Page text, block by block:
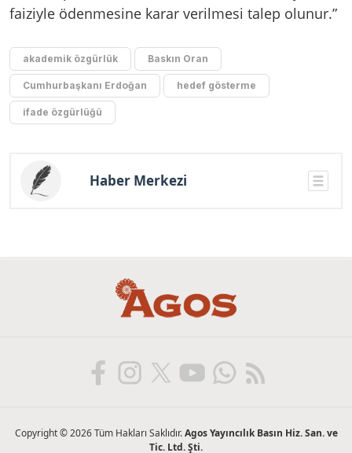
faiziyle ödenmesine karar verilmesi talep olunur.”
akademik özgürlük Baskın Oran
Cumhurbaşkanı Erdoğan hedef gösterme
ifade özgürlüğü
Haber Merkezi
Copyright © 2026 Tüm Hakları Saklıdır.Agos Yayıncılık Basın Hiz. San. ve
Tic. Ltd. Şti.